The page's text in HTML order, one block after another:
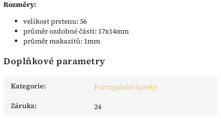
Rozměry:
velikost prstenu: 56
průměr ozdobné části: 17x14mm
průměr makazitů: 1mm
Doplňkové parametry
Kategorie:
Portugalské šperky
Záruka: 24